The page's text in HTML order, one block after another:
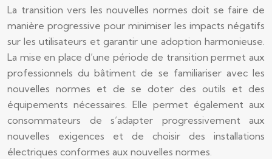
La transition vers les nouvelles normes doit se faire de
manière progressive pour minimiser les impacts négatifs
sur les utilisateurs et garantir une adoption harmonieuse.
La mise en place d’une période de transition permet aux
professionnels du bâtiment de se familiariser avec les
nouvelles normes et de se doter des outils et des
équipements nécessaires. Elle permet également aux
consommateurs de s’adapter progressivement aux
nouvelles exigences et de choisir des installations
électriques conformes aux nouvelles normes.